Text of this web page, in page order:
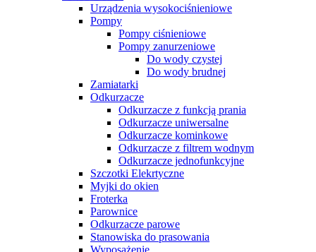
Urządzenia wysokociśnieniowe
Pompy
Pompy ciśnieniowe
Pompy zanurzeniowe
Do wody czystej
Do wody brudnej
Zamiatarki
Odkurzacze
Odkurzacze z funkcją prania
Odkurzacze uniwersalne
Odkurzacze kominkowe
Odkurzacze z filtrem wodnym
Odkurzacze jednofunkcyjne
Szczotki Elekrtyczne
Myjki do okien
Froterka
Parownice
Odkurzacze parowe
Stanowiska do prasowania
Wyposażenie